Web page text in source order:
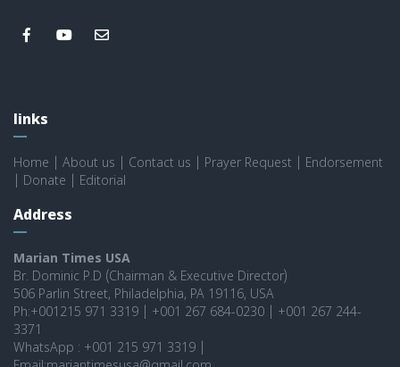
links
Home About us Contact us Prayer Request
Endorsement
Donate Editorial
Address
Marian Times USA
Br. Dominic P.D (Chairman & Executive Director)
506 Parlin Street, Philadelphia, PA 19116, USA
Ph:+001215 971 3319 | +001 267 684-0230 | +001 267 244-
3371
WhatsApp : +001 215 971 3319 |